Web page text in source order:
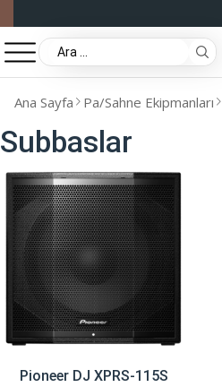
Ana Sayfa Pa/Sahne Ekipmanları
Subbaslar
Pioneer DJ XPRS-115S